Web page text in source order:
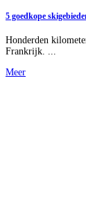
5 goedkope
Honderden
Frankrijk. ...
Meer